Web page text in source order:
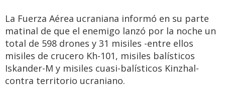
La Fuerza Aérea ucraniana informó en su parte
matinal de que el enemigo lanzó por la noche un
total de 598 drones y 31 misiles -entre ellos
misiles de crucero Kh-101, misiles balísticos
Iskander-M y misiles cuasi-balísticos Kinzhal-
contra territorio ucraniano.